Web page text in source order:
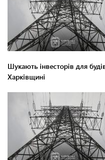
Шукають інвесторів для
Харківщині